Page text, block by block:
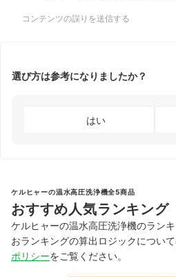
コンテンツの誤りを送信する
選び方は参考になりましたか？
はい
ケルヒャーの温水高圧洗浄機全5商品
おすすめ人気ランキング
ケルヒャーの温水高圧洗浄機のラン
おランキングの算出ロジックについて
ポリシーをご覧ください。